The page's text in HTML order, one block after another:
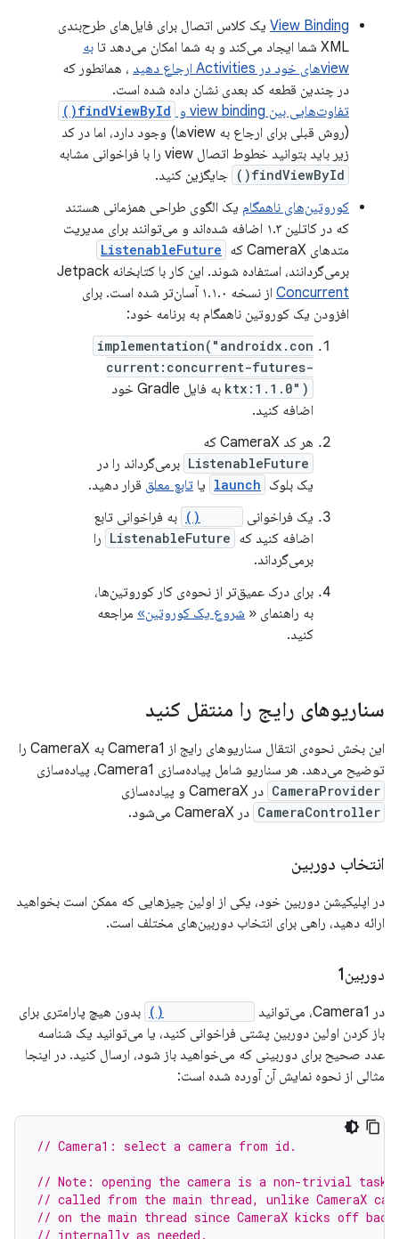
View Binding یک کلاس اتصال برای فایل‌های طرح‌بندی
XML شما ایجاد می‌کند و به شما امکان می‌دهد تا
به
viewهای خود در Activities ارجاع دهید
، همانطور که
در چندین قطعه کد بعدی نشان داده شده است.
تفاوت‌هایی بین view binding و
findViewById()
(روش قبلی برای ارجاع به viewها) وجود دارد، اما در کد
زیر باید بتوانید خطوط اتصال view را با فراخوانی مشابه
findViewById()
جایگزین کنید.
کوروتین‌های ناهمگام یک الگوی طراحی همزمانی هستند
که در کاتلین ۱.۳ اضافه شده‌اند و می‌توانند برای مدیریت
متدهای CameraX که
ListenableFuture
برمی‌گردانند، استفاده شوند. این کار با کتابخانه Jetpack
Concurrent
از نسخه ۱.۱.۰ آسان‌تر شده است. برای
افزودن یک کوروتین ناهمگام به برنامه خود:
implementation("androidx.con
current:concurrent-futures-
ktx:1.1.0")
به فایل Gradle خود
اضافه کنید.
هر کد CameraX که
ListenableFuture برمی‌گرداند را در
یک بلوک launch یا تابع معلق قرار دهید.
یک فراخوانی
به فراخوانی تابع
اضافه کنید که ListenableFuture را
برمی‌گرداند.
برای درک عمیق‌تر از نحوه‌ی کار کوروتین‌ها،
به راهنمای « شروع یک کوروتین» مراجعه
کنید.
سناریوهای رایج را منتقل کنید
این بخش نحوه‌ی انتقال سناریوهای رایج از Camera1 به CameraX را
توضیح می‌دهد. هر سناریو شامل پیاده‌سازی Camera1، پیاده‌سازی
CameraProvider در CameraX و پیاده‌سازی
CameraController در CameraX می‌شود.
انتخاب دوربین
در اپلیکیشن دوربین خود، یکی از اولین چیزهایی که ممکن است بخواهید
ارائه دهید، راهی برای انتخاب دوربین‌های مختلف است.
دوربین1
در Camera1، می‌توانید
بدون هیچ پارامتری برای
باز کردن اولین دوربین پشتی فراخوانی کنید، یا می‌توانید یک شناسه
عدد صحیح برای دوربینی که می‌خواهید باز شود، ارسال کنید. در اینجا
مثالی از نحوه نمایش آن آورده شده است:
// Camera1: select a camera from id.
// Note: opening the camera is a non-trivial
// called from the main thread, unlike CameraX
// on the main thread since CameraX kicks off
// internally as needed.